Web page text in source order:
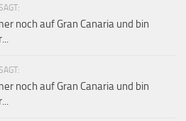
noch auf Gran Canaria und bin
noch auf Gran Canaria und bin